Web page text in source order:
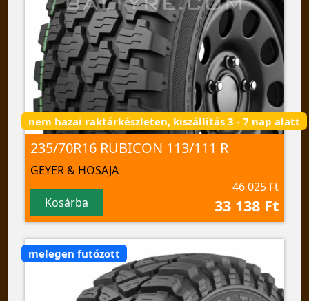
nem hazai raktárkészleten, kiszállítás 3 - 7 nap alatt
235/70R16 RUBICON 113/111 R
GEYER & HOSAJA
Kosárba
46 025 Ft
33 138 Ft
melegen futózott